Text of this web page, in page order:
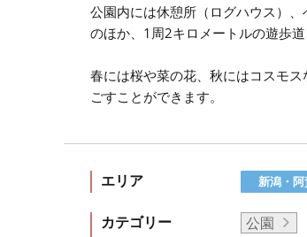
公園内には休憩所（ログハウス）
のほか、1周2キロメートルの遊歩
春には桜や菜の花、秋にはコスモ
ごすことができます。
エリア 新潟・
カテゴリー 公園